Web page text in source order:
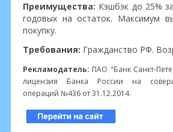
Преимущества: Кэшбэк до 25%
годовых на остаток. Максимум
покупку.
Требования: Гражданство РФ.
Рекламодатель: ПАО "Банк Санкт-
лицензия Банка России на
операций №436 от 31.12.2014.